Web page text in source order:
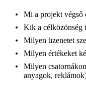
Mi a projekt végső
Kik a célközönség
Milyen üzenetet
Milyen értékeket
Milyen
anyagok,